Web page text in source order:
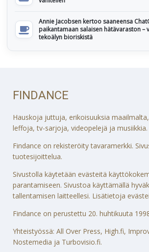
Annie Jacobsen kertoo saaneensa
paikantamaan salaisen hätävaraston –
tekoälyn bioriskistä
FINDANCE
Hauskoja juttuja, erikoisuuksia
leffoja, tv-sarjoja, videopelejä ja musiikkia.
Findance on rekisteröity tavaramerkki.
tuotesijoittelua.
Sivustolla käytetään evästeitä
parantamiseen. Sivustoa käyttämällä
tallentamisen laitteellesi. Lisätietoja
Findance on perustettu 20. huhtikuuta
Yhteistyössä: All Over Press, High.fi,
Nostemedia ja Turbovisio.fi.